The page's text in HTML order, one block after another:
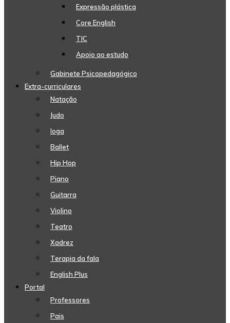
Expressão plástica
Core English
TIC
Apoio ao estudo
Gabinete Psicopedagógico
Extra-curriculares
Natação
Judo
Ioga
Ballet
Hip Hop
Piano
Guitarra
Violino
Teatro
Xadrez
Terapia da fala
English Plus
Portal
Professores
Pais